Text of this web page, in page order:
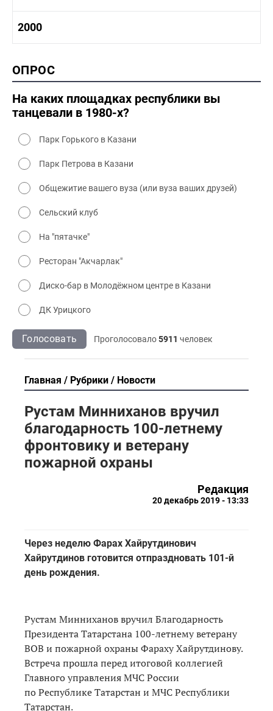
1980-1990 культура
1990-2000 культура
2000
2000 промышленность
2000 культура
ОПРОС
На каких площадках республики вы
танцевали в 1980-х?
Парк Горького в Казани
Парк Петрова в Казани
Общежитие вашего вуза (или вуза ваших друзей)
Сельский клуб
На "пятачке"
Ресторан "Акчарлак"
Диско-бар в Молодёжном центре в Казани
ДК Урицкого
Голосовать Проголосовало5911 человек
Главная Рубрики Новости
Рустам Минниханов вручил
благодарность 100-летнему
фронтовику и ветерану
пожарной охраны
Редакция
20 декабрь 2019 - 13:33
Через неделю Фарах Хайрутдинович
Хайрутдинов готовится отпраздновать 101-й
день рождения.
Рустам Минниханов вручил Благодарность
Президента Татарстана 100-летнему ветерану
ВОВ и пожарной охраны Фараху Хайрутдинову.
Встреча прошла перед итоговой коллегией
Главного управления МЧС России
по Республике Татарстан и МЧС Республики
Татарстан.